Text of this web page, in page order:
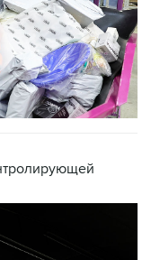
транзите по